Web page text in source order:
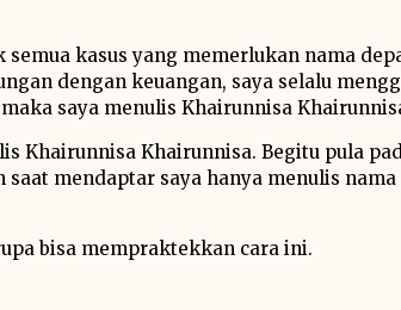
kasus yang memerlukan nama
dengan keuangan, saya selalu
saya menulis Khairunnisa
Khairunnisa Khairunnisa. Begitu pula
mendaptar saya hanya menulis nama
bisa mempraktekkan cara ini.